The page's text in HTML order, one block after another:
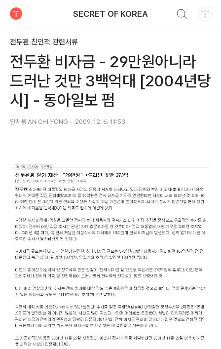
SECRET OF KOREA
전두환 친인척 관련서류
전두환 비자금 - 29만원아니라
드러난 것만 3백억대 [2004년당
시] - 동아일보 펌
안치용 AN CHI YONG 2009. 12. 6. 11:53